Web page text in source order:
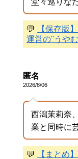
💬
【保存版
運営の"うや
匿名
2026/8/06
西潟茉莉奈
業と同時に
💬
【まとめ